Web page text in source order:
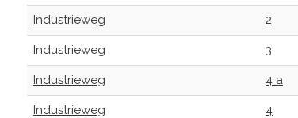
Industrieweg 2
Industrieweg 3
Industrieweg 4 a
Industrieweg 4